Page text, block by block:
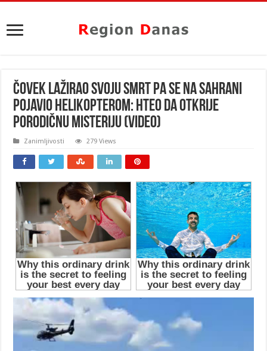
ČOVEK LAŽIRAO SVOJU SMRT PA SE NA SAHRANI
POJAVIO HELIKOPTEROM: Hteo da OTKRIJE
porodičnu misteriju (VIDEO)
Zanimljivosti 279 Views